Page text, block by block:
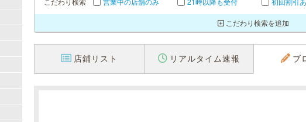
こだわり検索を追加
店鋪リスト リアルタイム速報 ブ